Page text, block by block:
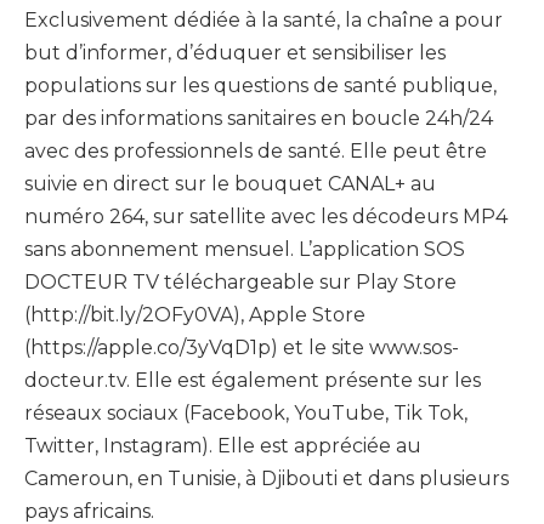
Exclusivement dédiée à la santé, la chaîne a pour
but d’informer, d’éduquer et sensibiliser les
populations sur les questions de santé publique,
par des informations sanitaires en boucle 24h/24
avec des professionnels de santé. Elle peut être
suivie en direct sur le bouquet CANAL+ au
numéro 264, sur satellite avec les décodeurs MP4
sans abonnement mensuel. L’application SOS
DOCTEUR TV téléchargeable sur Play Store
(http://bit.ly/2OFy0VA), Apple Store
(https://apple.co/3yVqD1p) et le site www.sos-
docteur.tv. Elle est également présente sur les
réseaux sociaux (Facebook, YouTube, Tik Tok,
Twitter, Instagram). Elle est appréciée au
Cameroun, en Tunisie, à Djibouti et dans plusieurs
pays africains.